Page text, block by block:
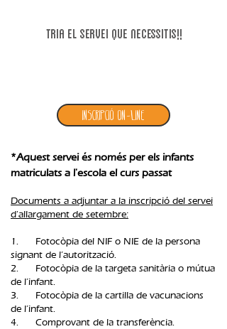
tria el servei que necessitIs!!
Inscripció ON-LINE
*Aquest servei és només per els infants
matriculats a l'escola el curs passat
Documents a adjuntar a la inscripció del servei
d'allargament de setembre:
1. Fotocòpia del NIF o NIE de la persona
signant de l’autorització.
2. Fotocòpia de la targeta sanitària o mútua
de l’infant.
3. Fotocòpia de la cartilla de vacunacions
de l’infant.
4. Comprovant de la transferència.​